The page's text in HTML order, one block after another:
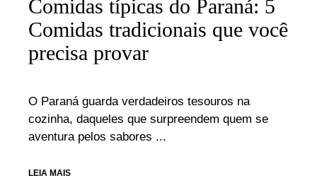
Comidas típicas do Paraná: 5
Comidas tradicionais que você
precisa provar
O Paraná guarda verdadeiros tesouros na
cozinha, daqueles que surpreendem quem se
aventura pelos sabores ...
LEIA MAIS